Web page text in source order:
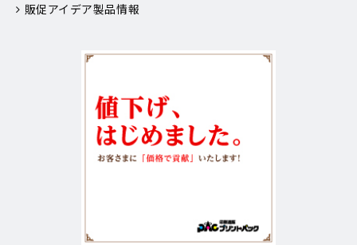
販促アイデア製品情報